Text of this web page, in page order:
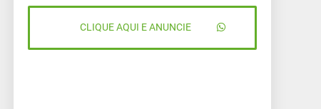
CLIQUE AQUI E ANUNCIE